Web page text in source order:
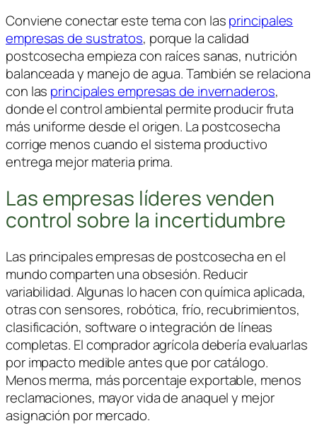
Conviene conectar este tema con lasprincipales
empresas de sustratos, porque la calidad
postcosecha empieza con raíces sanas, nutrición
balanceada y manejo de agua. También se relaciona
con las principales empresas de invernaderos,
donde el control ambiental permite producir fruta
más uniforme desde el origen. La postcosecha
corrige menos cuando el sistema productivo
entrega mejor materia prima.
Las empresas líderes venden
control sobre la incertidumbre
Las principales empresas de postcosecha en el
mundo comparten una obsesión. Reducir
variabilidad. Algunas lo hacen con química aplicada,
otras con sensores, robótica, frío, recubrimientos,
clasificación, software o integración de líneas
completas. El comprador agrícola debería evaluarlas
por impacto medible antes que por catálogo.
Menos merma, más porcentaje exportable, menos
reclamaciones, mayor vida de anaquel y mejor
asignación por mercado.